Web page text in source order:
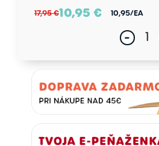
17,95 €10,95 € 10,95/EA
-